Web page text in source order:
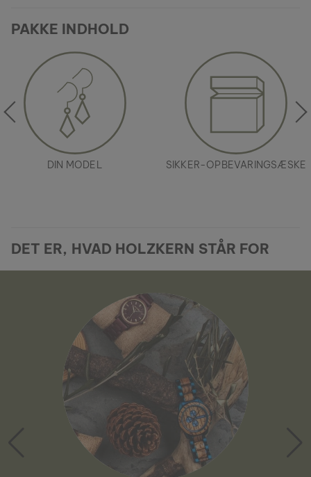
PAKKE INDHOLD
DIN MODEL SIKKER-OPBEVARINGSÆSKE
DET ER, HVAD HOLZKERN STÅR FOR